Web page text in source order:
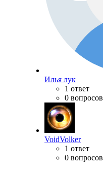
Илья лук
1 ответ
0 вопросов
VoidVolker
1 ответ
0 вопросов